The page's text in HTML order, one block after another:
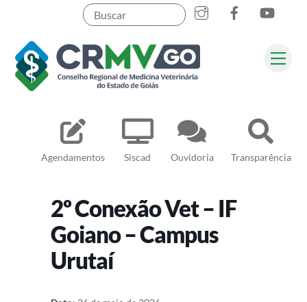
content
Agendamentos Siscad Ouvidoria Transparência
Pesquisar
2º Conexão Vet – IF
Goiano – Campus
Urutaí